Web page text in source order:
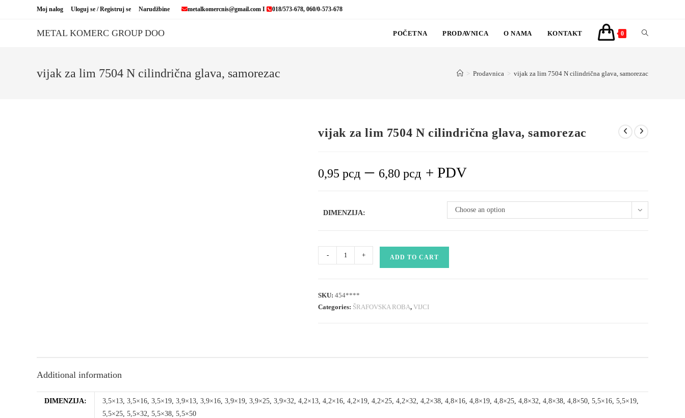
Moj nalog Uloguj se / Registruj se Narudžbine metalkomercnis@gmail.com I 018/573-678, 060/0-573-678
METAL KOMERC GROUP DOO POČETNA PRODAVNICA O NAMA KONTAKT 0 TOGGLE
vijak za lim 7504 N cilindrična glava, samorezac > Prodavnica > vijak za lim 7504 N cilindrična glava, samorezac
vijak za lim 7504 N cilindrična glava, samorezac
0,95 рсд – 6,80 рсд + PDV
DIMENZIJA: Choose an option
za
N
- + ADD TO CART
SKU: 454****
Categories: ŠRAFOVSKA ROBA, VIJCI
Additional information
DIMENZIJA: 3,5×13, 3,5×16, 3,5×19, 3,9×13, 3,9×16, 3,9×19, 3,9×25, 3,9×32, 4,2×13, 4,2×16, 4,2×19, 4,2×25, 4,2×32, 4,2×38, 4,8×16, 4,8×19, 4,8×25, 4,8×32, 4,8×38, 4,8×50, 5,5×16, 5,5×19,
5,5×25, 5,5×32, 5,5×38, 5,5×50